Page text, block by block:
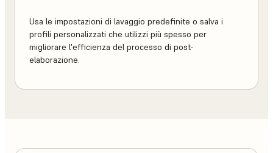
Usa le impostazioni di lavaggio predefinite o salva i
profili personalizzati che utilizzi più spesso per
migliorare l'efficienza del processo di post-
elaborazione.